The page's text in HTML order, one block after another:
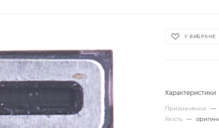
У ВИБРАНЕ
Характеристики
Призначення —
Якість —